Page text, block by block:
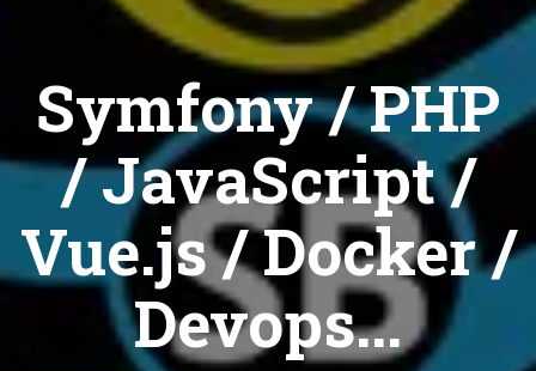
Symfony / PHP
/ JavaScript /
Vue.js / Docker /
Devops...